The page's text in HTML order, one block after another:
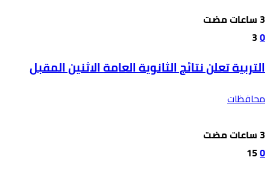
0
3
التربية تعلن نتائج الثانوية العامة الاثنين المقبل
محافظات
0
15